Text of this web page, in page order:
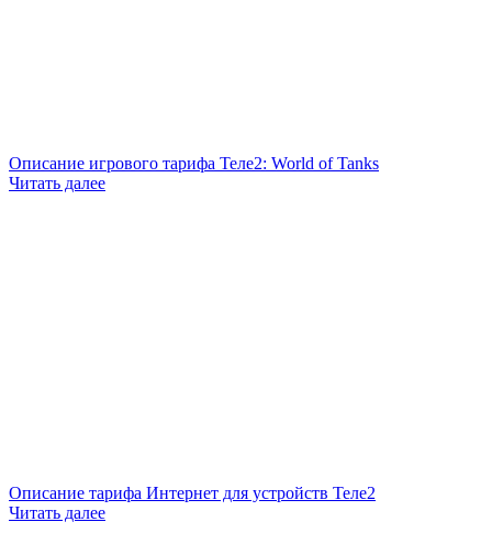
Описание игрового тарифа Теле2: World of Tanks
Читать далее
Описание тарифа Интернет для устройств Теле2
Читать далее